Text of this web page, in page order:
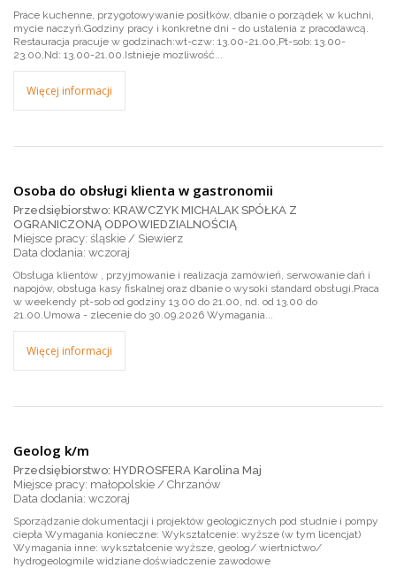
Prace kuchenne, przygotowywanie posiłków, dbanie o porządek w kuchni,
mycie naczyń.Godziny pracy i konkretne dni - do ustalenia z pracodawcą.
Restauracja pracuje w godzinach:wt-czw: 13.00-21.00,Pt-sob: 13.00-
23.00,Nd: 13.00-21.00.Istnieje mozliwość...
Więcej informacji
Osoba do obsługi klienta w gastronomii
Przedsiębiorstwo: KRAWCZYK MICHALAK SPÓŁKA Z
OGRANICZONĄ ODPOWIEDZIALNOŚCIĄ
Miejsce pracy: śląskie / Siewierz
wczoraj
Obsługa klientów , przyjmowanie i realizacja zamówień, serwowanie dań i
napojów, obsługa kasy fiskalnej oraz dbanie o wysoki standard obsługi.Praca
w weekendy pt-sob od godziny 13.00 do 21.00, nd. od 13.00 do
21.00.Umowa - zlecenie do 30.09.2026 Wymagania...
Więcej informacji
Geolog k/m
Przedsiębiorstwo: HYDROSFERA Karolina Maj
Miejsce pracy: małopolskie / Chrzanów
wczoraj
Sporządzanie dokumentacji i projektów geologicznych pod studnie i pompy
ciepła Wymagania konieczne: Wykształcenie: wyższe (w tym licencjat)
Wymagania inne: wykształcenie wyższe, geolog/ wiertnictwo/
hydrogeologmile widziane doświadczenie zawodowe